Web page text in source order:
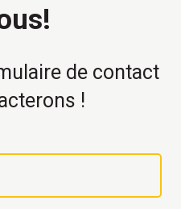
de contact
!